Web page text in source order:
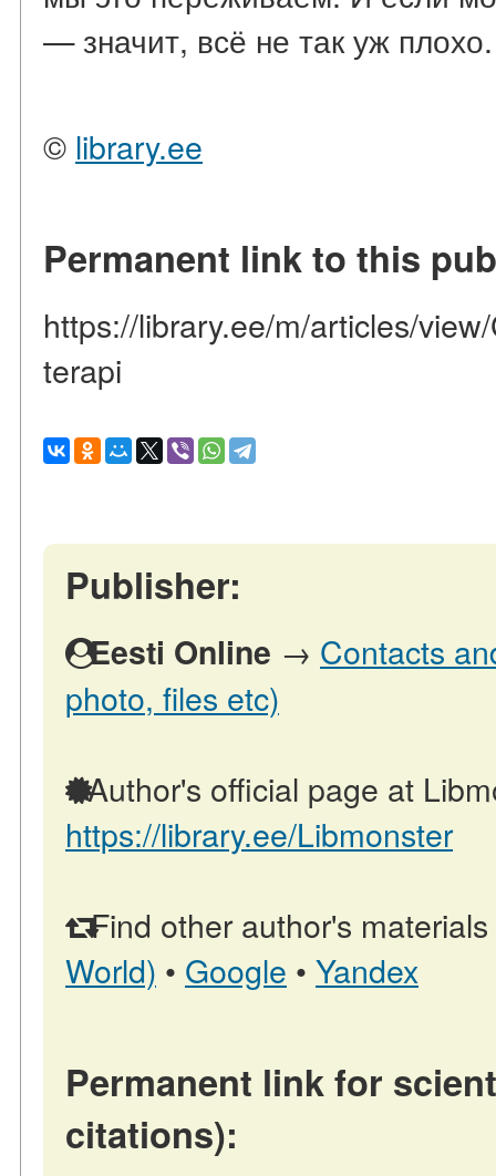
— значит, всё не так уж плохо.
© library.ee
Permanent link to this
https://library.ee/m/articles/
terapi
Publisher:
Eesti Online → Contacts
photo, files etc)
Author's official page at
https://library.ee/Libmonster
Find other author's
World) • Google • Yandex
Permanent link for
citations):